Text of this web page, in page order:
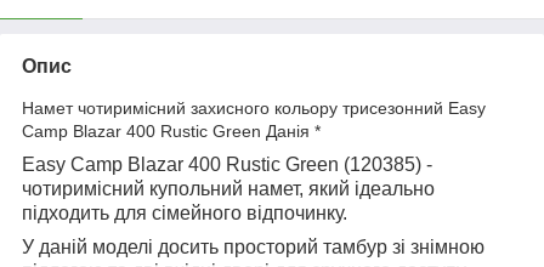
Опис
Намет чотиримісний захисного кольору трисезонний Easy
Camp Blazar 400 Rustic Green Данія *
Easy Camp Blazar 400 Rustic Green (120385) -
чотиримісний купольний намет, який ідеально
підходить для сімейного відпочинку.
У даній моделі досить просторий тамбур зі знімною